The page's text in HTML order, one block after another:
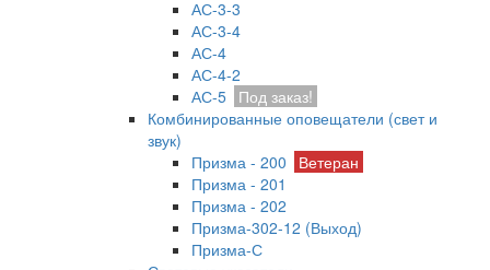
АС-3-3
АС-3-4
АС-4
АС-4-2
АС-5 Под заказ!
Комбинированные оповещатели (свет и
звук)
Призма - 200
Ветеран
Призма - 201
Призма - 202
Призма-302-12 (Выход)
Призма-С